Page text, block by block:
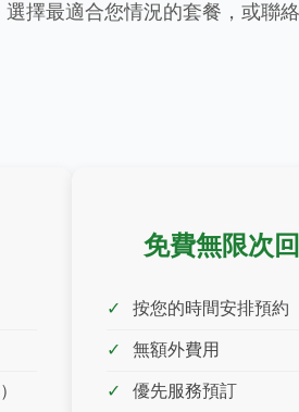
擇最適合您情況的套餐，或聯
免費無限次
按您的時間安排預約
無額外費用
優先服務預訂